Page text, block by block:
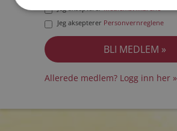
Jeg akseptererMedlemsvilkårene
Jeg aksepterer Personvernreglene
Allerede medlem? Logg inn her »